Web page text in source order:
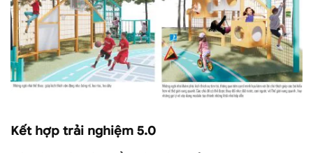
Kết hợp trải nghiệm 5.0